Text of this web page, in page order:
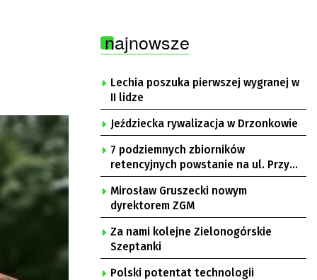
najnowsze
Lechia poszuka pierwszej wygranej w
II lidze
Jeździecka rywalizacja w Drzonkowie
7 podziemnych zbiorników
retencyjnych powstanie na ul. Przy
Gazowni
Mirosław Gruszecki nowym
dyrektorem ZGM
Za nami kolejne Zielonogórskie
Szeptanki
Polski potentat technologii